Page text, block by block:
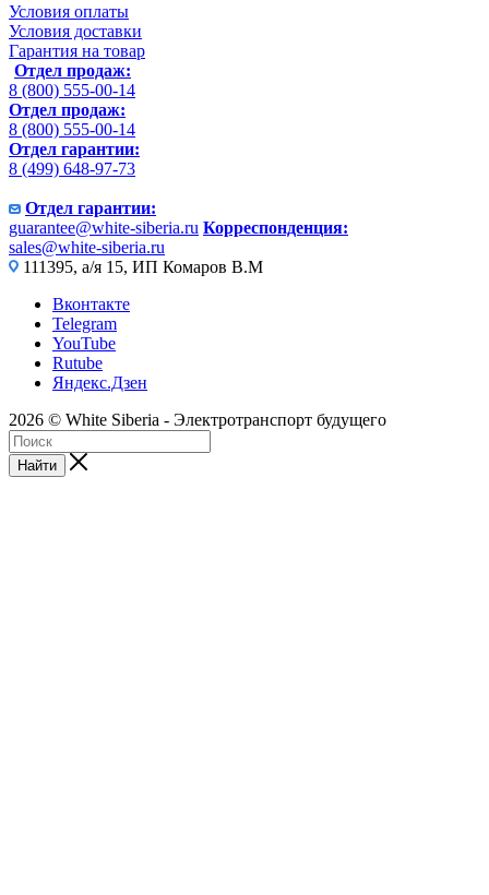
Условия оплаты
Условия доставки
Гарантия на товар
Отдел продаж:
8 (800) 555-00-14
Отдел продаж:
8 (800) 555-00-14
Отдел гарантии:
8 (499) 648-97-73
Отдел гарантии:
guarantee@white-siberia.ru Корреспонденция:
sales@white-siberia.ru
111395, а/я 15, ИП Комаров В.М
Вконтакте
Telegram
YouTube
Rutube
Яндекс.Дзен
2026 © White Siberia - Электротранспорт будущего
Найти